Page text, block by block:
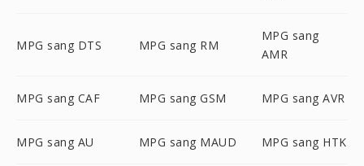
MPG sang DTS MPG sang RM
MPG sang
AMR
MPG sang CAF MPG sang GSM MPG sang AVR
MPG sang AU MPG sang MAUD MPG sang HTK